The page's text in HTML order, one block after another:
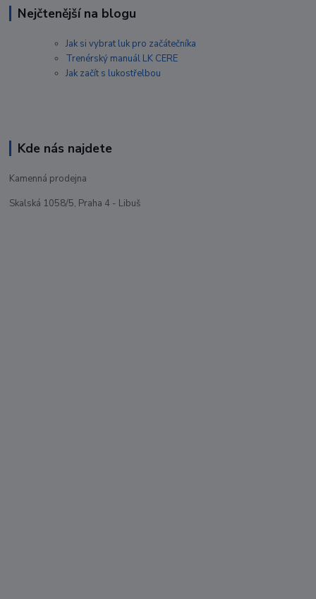
Nejčtenější na blogu
Jak si vybrat luk pro začátečníka
Trenérský manuál LK CERE
Jak začít s lukostřelbou
Kde nás najdete
Kamenná prodejna
Skalská 1058/5, Praha 4 - Libuš